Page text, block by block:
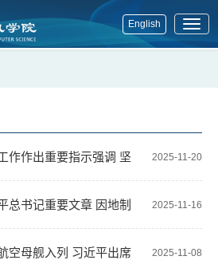
English
展
2025-11-20
作作出重要指示强调 坚
依法治国有机统一 合力开创法治中
中央全面依法治国工作会议并讲话
2025-11-16
总书记重要文章 因地制
2025-11-08
空母舰入列 习近平出席